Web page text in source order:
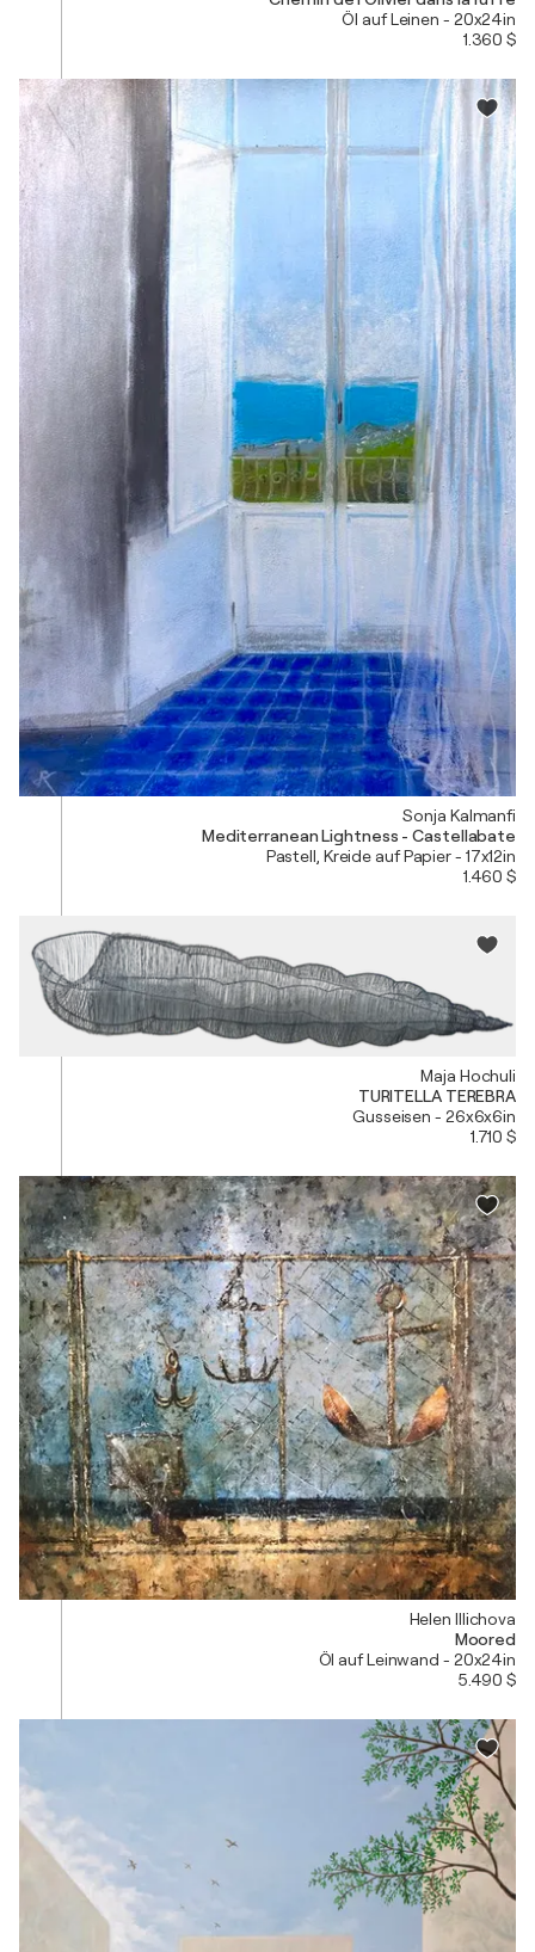
Öl auf Leinen - 20x24in
1.360 $
Sonja Kalmanfi
Mediterranean Lightness - Castellabate
Pastell, Kreide auf Papier - 17x12in
1.460 $
Maja Hochuli
TURITELLA TEREBRA
Gusseisen - 26x6x6in
1.710 $
Helen Illichova
Moored
Öl auf Leinwand - 20x24in
5.490 $